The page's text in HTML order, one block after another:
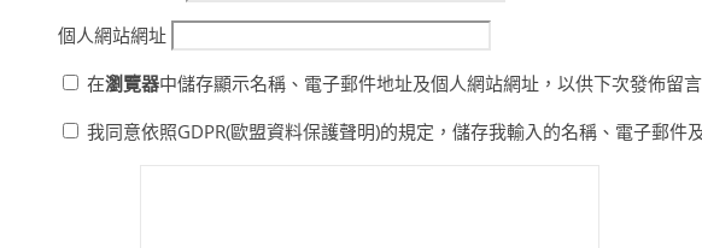
個人網站網址
在瀏覽器中儲存顯示名稱、電子郵件地址及個人網站網址，以供下次發佈留
我同意依照GDPR(歐盟資料保護聲明)的規定，儲存我輸入的名稱、電子郵件